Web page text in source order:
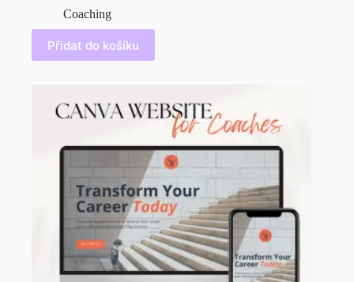
Coaching
Přidat do košíku